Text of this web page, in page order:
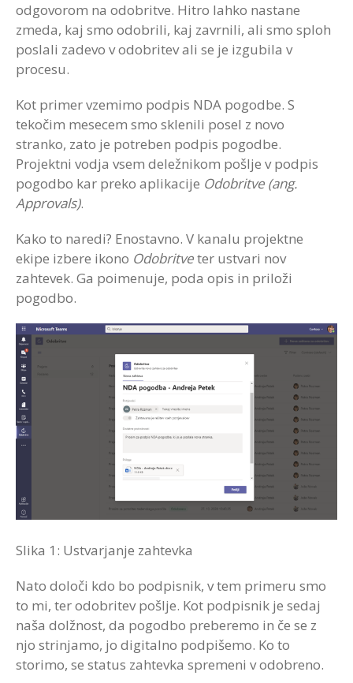
odgovorom na odobritve. Hitro lahko nastane
zmeda, kaj smo odobrili, kaj zavrnili, ali smo sploh
poslali zadevo v odobritev ali se je izgubila v
procesu.
Kot primer vzemimo podpis NDA pogodbe. S
tekočim mesecem smo sklenili posel z novo
stranko, zato je potreben podpis pogodbe.
Projektni vodja vsem deležnikom pošlje v podpis
pogodbo kar preko aplikacije Odobritve (ang.
Approvals).
Kako to naredi? Enostavno. V kanalu projektne
ekipe izbere ikono Odobritveter ustvari nov
zahtevek. Ga poimenuje, poda opis in priloži
pogodbo.
Slika 1: Ustvarjanje zahtevka
Nato določi kdo bo podpisnik, v tem primeru smo
to mi, ter odobritev pošlje. Kot podpisnik je sedaj
naša dolžnost, da pogodbo preberemo in če se z
njo strinjamo, jo digitalno podpišemo. Ko to
storimo, se status zahtevka spremeni v odobreno.